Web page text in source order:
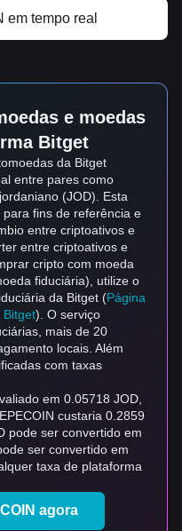
em tempo real
e moedas
Bitget
da Bitget
entre pares como
(JOD). Esta
fins de referência e
entre criptoativos e
entre criptoativos e
cripto com moeda
fiduciária), utilize o
da Bitget (Página
Bitget). O serviço
mais de 20
locais. Além
com taxas
em 0.05718 JOD,
custaria 0.2859
taxa de plataforma
agora